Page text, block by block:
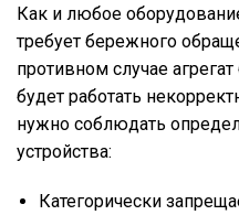
Как и любое
требует бережного
противном случае
будет работать
нужно соблюдать
устройства:
Категорически